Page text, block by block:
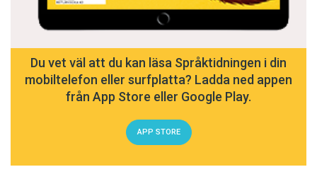
Du vet väl att du kan läsa Språktidningen i din
mobiltelefon eller surfplatta? Ladda ned appen
från App Store eller Google Play.
APP STORE